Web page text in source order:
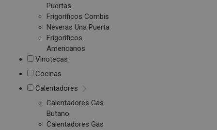
Puertas
Frigoríficos Combis
Neveras Una Puerta
Frigoríficos
Americanos
Vinotecas
Cocinas
Calentadores
Calentadores Gas
Butano
Calentadores Gas